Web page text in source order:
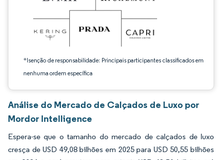
*Isenção de responsabilidade: Principais participantes classificados em
nenhuma ordem específica
Análise do Mercado de Calçados de Luxo por
Mordor Intelligence
Espera-se que o tamanho do mercado de calçados de luxo
cresça de USD 49,08 bilhões em 2025 para USD 50,55 bilhões